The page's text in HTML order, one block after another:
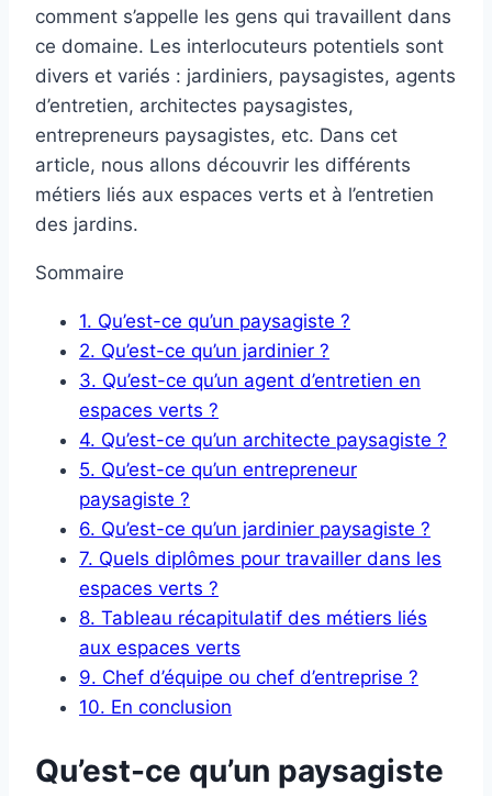
comment s’appelle les gens qui travaillent dans
ce domaine. Les interlocuteurs potentiels sont
divers et variés : jardiniers, paysagistes, agents
d’entretien, architectes paysagistes,
entrepreneurs paysagistes, etc. Dans cet
article, nous allons découvrir les différents
métiers liés aux espaces verts et à l’entretien
des jardins.
Sommaire
1. Qu’est-ce qu’un paysagiste ?
2. Qu’est-ce qu’un jardinier ?
3. Qu’est-ce qu’un agent d’entretien en
espaces verts ?
4. Qu’est-ce qu’un architecte paysagiste ?
5. Qu’est-ce qu’un entrepreneur
paysagiste ?
6. Qu’est-ce qu’un jardinier paysagiste ?
7. Quels diplômes pour travailler dans les
espaces verts ?
8. Tableau récapitulatif des métiers liés
aux espaces verts
9. Chef d’équipe ou chef d’entreprise ?
10. En conclusion
Qu’est-ce qu’un paysagiste